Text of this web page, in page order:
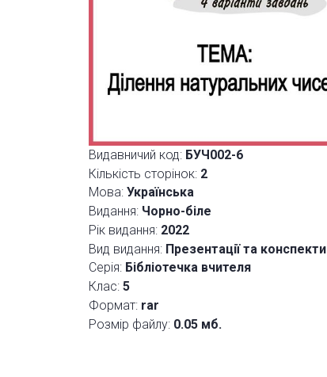
Видавничий код: БУЧ002-6
Кількість сторінок: 2
Мова: Українська
Видання: Чорно-біле
Рік видання: 2022
Вид видання: Презентації та конспекти
Серія: Бібліотечка вчителя
Клас: 5
Формат: rar
Розмір файлу: 0.05 мб.